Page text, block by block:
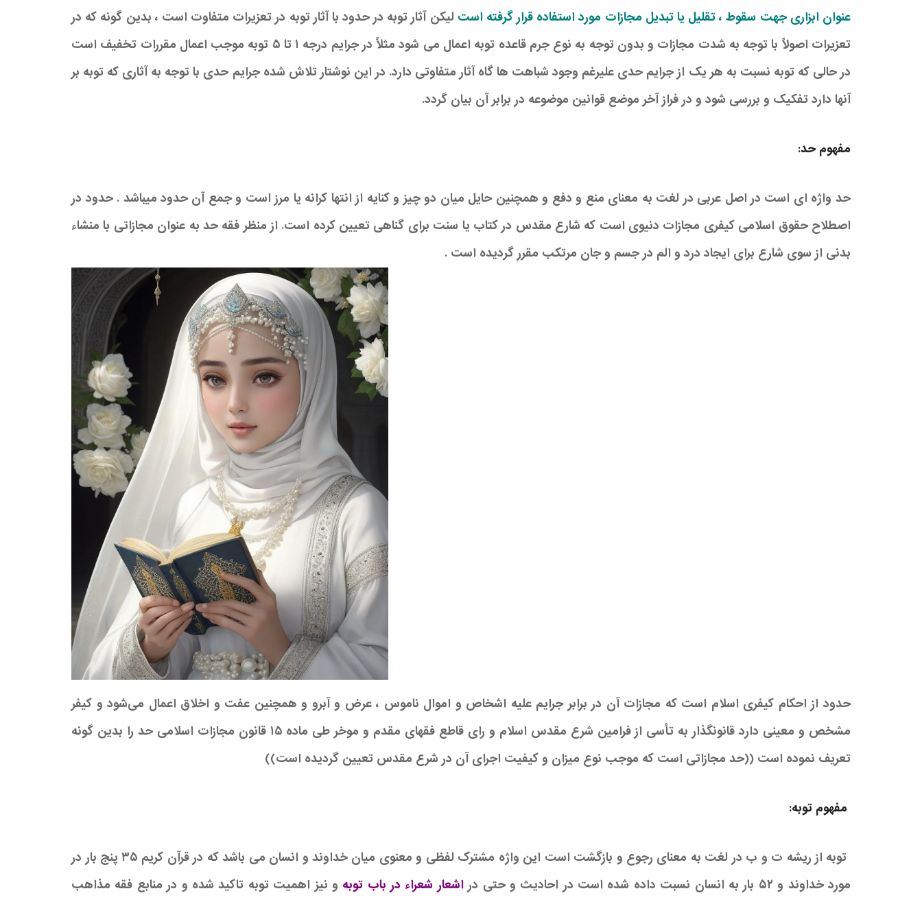
عنوان ابزاری جهت سقوط ، تقلیل یا تبدیل مجازات مورد استفاده قرار گرفته است لیکن آثار توبه در حدود با آثار توبه در تعزیرات متفاوت است ، بدین گونه که در
تعزیرات اصولاً با توجه به شدت مجازات و بدون توجه به نوع جرم قاعده توبه اعمال می شود مثلاً در جرایم درجه ۱ تا ۵ توبه موجب اعمال مقررات تخفیف است
در حالی که توبه نسبت به هر یک از جرایم حدی علیرغم وجود شباهت ها گاه آثار متفاوتی دارد. در این نوشتار تلاش شده جرایم حدی با توجه به آثاری که توبه بر
آنها دارد تفکیک و بررسی شود و در فراز آخر موضع قوانین موضوعه در برابر آن بیان گردد.
مفهوم حد:
حد واژه ای است در اصل عربی در لغت به معنای منع و دفع و همچنین حایل میان دو چیز و کنایه از انتها کرانه یا مرز است و جمع آن حدود میباشد . حدود در
اصطلاح حقوق اسلامی کیفری مجازات دنیوی است که شارع مقدس در کتاب یا سنت برای گناهی تعیین کرده است. از منظر فقه حد به عنوان مجازاتی با منشاء
بدنی از سوی شارع برای ایجاد درد و الم در جسم و جان مرتکب مقرر گردیده است .
حدود از احکام کیفری اسلام است که مجازات آن در برابر جرایم علیه اشخاص و اموال ناموس ، عرض و آبرو و همچنین عفت و اخلاق اعمال می‌شود و کیفر
مشخص و معینی دارد قانونگذار به تأسی از فرامین شرع مقدس اسلام و رای قاطع فقهای مقدم و موخر طی ماده ۱۵ قانون مجازات اسلامی حد را بدین گونه
تعریف نموده است ((حد مجازاتی است که موجب نوع میزان و کیفیت اجرای آن در شرع مقدس تعیین گردیده است))
مفهوم توبه:
توبه از ریشه ت و ب در لغت به معنای رجوع و بازگشت است این واژه مشترک لفظی و معنوی میان خداوند و انسان می باشد که در قرآن کریم ۳۵ پنج بار در
مورد خداوند و ۵۲ بار به انسان نسبت داده شده است در احادیث و حتی در
اشعار شعراء در باب توبه و نیز اهمیت توبه تاکید شده و در منابع فقه مذاهب